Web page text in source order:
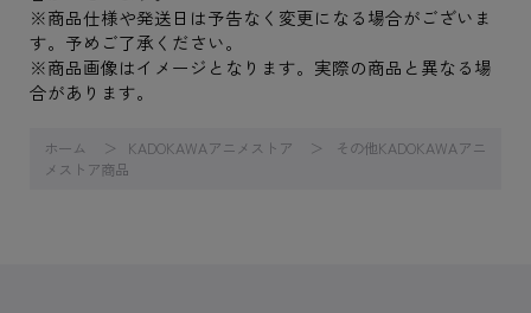
※商品仕様や発送日は予告なく変更になる場合がございま
す。予めご了承ください。
※商品画像はイメージとなります。実際の商品と異なる場
合があります。
ホーム KADOKAWAアニメストア
その他KADOKAWAアニ
メストア商品